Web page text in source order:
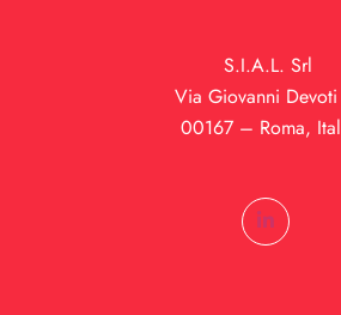
S.I.A.L. Srl
Via Giovanni
00167 – Roma,